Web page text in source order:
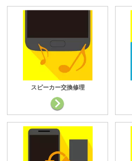
スピーカー交換修理